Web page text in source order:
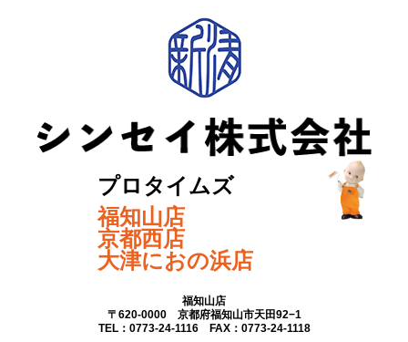
プロタイムズ
福知山店
京都西店
大津におの浜店
福知山店
〒620-0000 京都府福知山市天田92−1
TEL：0773-24-1116 FAX：0773-24-1118